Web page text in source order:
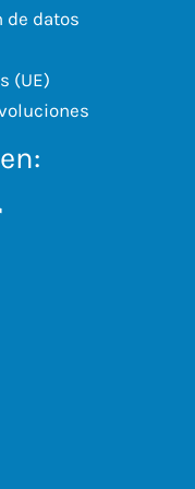
de datos
(UE)